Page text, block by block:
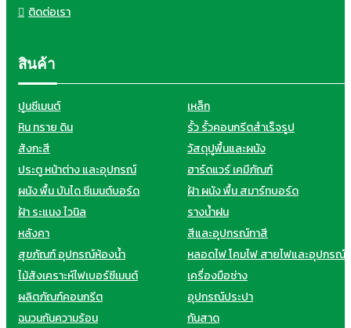
ติดต่อเรา
สินค้า
ปูนซีเมนต์
เหล็ก
หิน ทราย ดิน
รั้ว รั้วคอนกรีตสำเร็จรูป
สังกะสี
วัสดุปูพื้นและผนัง
ประตู หน้าต่าง และอุปกรณ์
ฮาร์ดแวร์ เคมีภัณฑ์
ผนัง พื้น บันได ซีเมนต์บอร์ด
ฝ้า ผนัง พื้น สมาร์ทบอร์ด
ฝ้า ระแนง ไวนิล
รางน้ำฝน
หลังคา
สีและอุปกรณ์ทาสี
สุขภัณฑ์ อุปกรณ์ห้องน้ำ
หลอดไฟ โคมไฟ สายไฟและอุปกรณ์
ไม้สังเคราะห์ไฟเบอร์ซีเมนต์
เครื่องมือช่าง
ผลิตภัณฑ์คอนกรีต
อุปกรณ์ประปา
ฉนวนกันความร้อน
กันสาด